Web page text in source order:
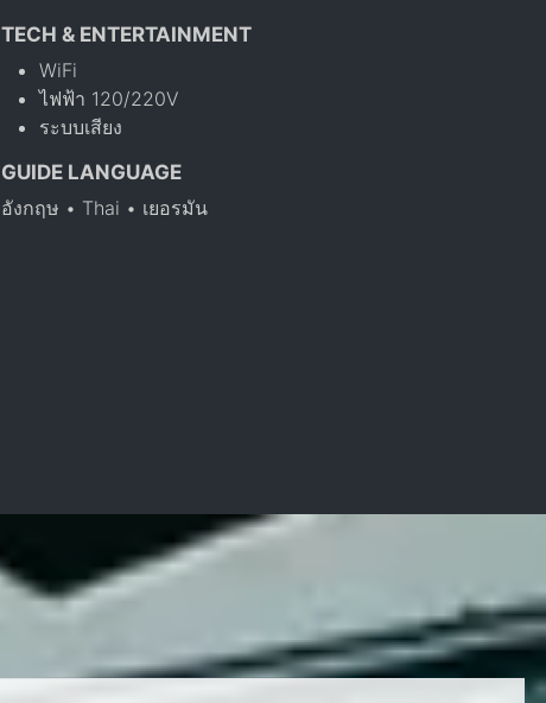
TECH & ENTERTAINMENT
WiFi
ไฟฟ้า 120/220V
ระบบเสียง
GUIDE LANGUAGE
อังกฤษ • Thai • เยอรมัน